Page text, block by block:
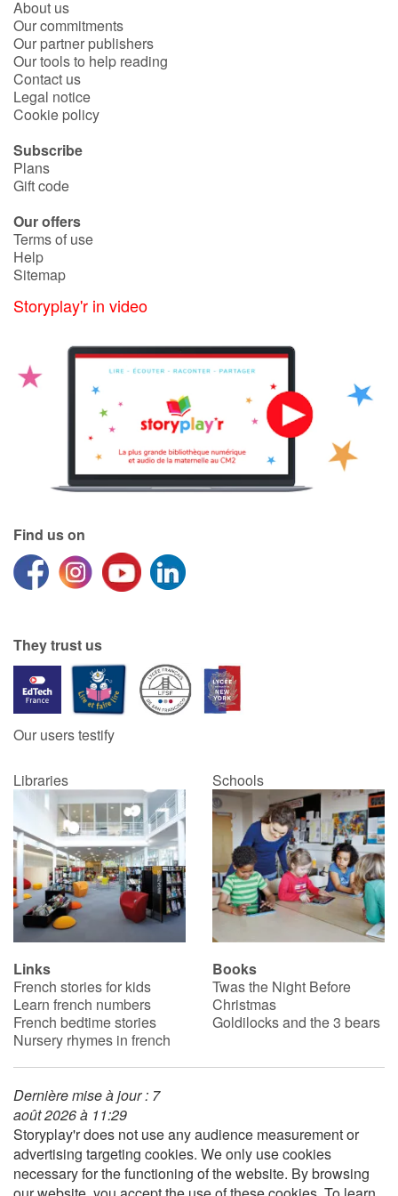
About us
Our commitments
Our partner publishers
Our tools to help reading
Contact us
Legal notice
Cookie policy
Subscribe
Plans
Gift code
Our offers
Terms of use
Help
Sitemap
Storyplay'r in video
Find us on
They trust us
Our users testify
Libraries Schools
Links
French stories for kids
Learn french numbers
French bedtime stories
Nursery rhymes in french
Books
Twas the Night Before
Christmas
Goldilocks and the 3 bears
Dernière mise à jour : 7
août 2026 à 11:29
Storyplay'r does not use any audience measurement or
advertising targeting cookies. We only use cookies
necessary for the functioning of the website. By browsing